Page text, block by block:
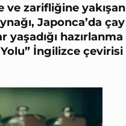
ve zarifliğine yakışan
Japonca’da çay
hazırlanma
İngilizce çevirisi